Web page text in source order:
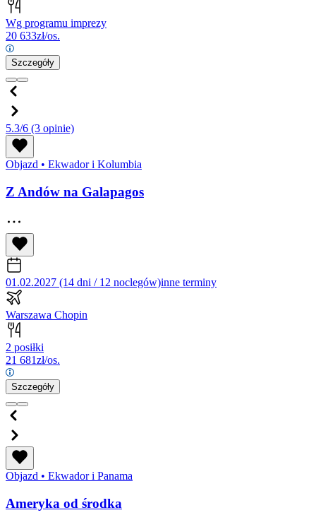
Wg programu imprezy
20 633zł/os.
Szczegóły
5.3/6 (3 opinie)
Objazd • Ekwador i Kolumbia
Z Andów na Galapagos
01.02.2027 (14 dni / 12 noclegów)inne terminy
Warszawa Chopin
2 posiłki
21 681zł/os.
Szczegóły
Objazd • Ekwador i Panama
Ameryka od środka